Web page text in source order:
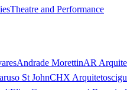
Theatre and Performance
Andrade MorettinAR
St JohnCHX Arquitetos